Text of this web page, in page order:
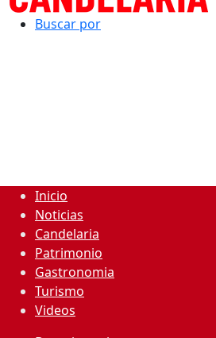
Buscar por
Inicio
Noticias
Candelaria
Patrimonio
Gastronomia
Turismo
Videos